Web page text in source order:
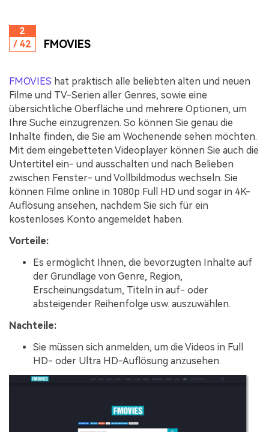
2
/ 42
FMOVIES
FMOVIES hat praktisch alle beliebten alten und neuen
Filme und TV-Serien aller Genres, sowie eine
übersichtliche Oberfläche und mehrere Optionen, um
Ihre Suche einzugrenzen. So können Sie genau die
Inhalte finden, die Sie am Wochenende sehen möchten.
Mit dem eingebetteten Videoplayer können Sie auch die
Untertitel ein- und ausschalten und nach Belieben
zwischen Fenster- und Vollbildmodus wechseln. Sie
können Filme online in 1080p Full HD und sogar in 4K-
Auflösung ansehen, nachdem Sie sich für ein
kostenloses Konto angemeldet haben.
Vorteile:
Es ermöglicht Ihnen, die bevorzugten Inhalte auf
der Grundlage von Genre, Region,
Erscheinungsdatum, Titeln in auf- oder
absteigender Reihenfolge usw. auszuwählen.
Nachteile:
Sie müssen sich anmelden, um die Videos in Full
HD- oder Ultra HD-Auflösung anzusehen.